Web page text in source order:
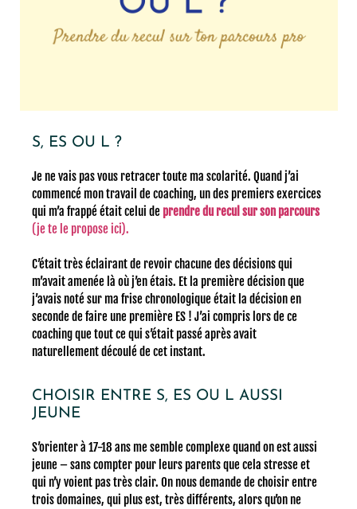
S, ES OU L ?
Je ne vais pas vous retracer toute ma scolarité. Quand j’ai
commencé mon travail de coaching, un des premiers exercices
qui m’a frappé était celui de prendre du recul sur son parcours
(je te le propose ici).
C’était très éclairant de revoir chacune des décisions qui
m’avait amenée là où j’en étais. Et la première décision que
j’avais noté sur ma frise chronologique était la décision en
seconde de faire une première ES ! J’ai compris lors de ce
coaching que tout ce qui s’était passé après avait
naturellement découlé de cet instant.
CHOISIR ENTRE S, ES OU L AUSSI
JEUNE
S’orienter à 17-18 ans me semble complexe quand on est aussi
jeune – sans compter pour leurs parents que cela stresse et
qui n’y voient pas très clair. On nous demande de choisir entre
trois domaines, qui plus est, très différents, alors qu’on ne